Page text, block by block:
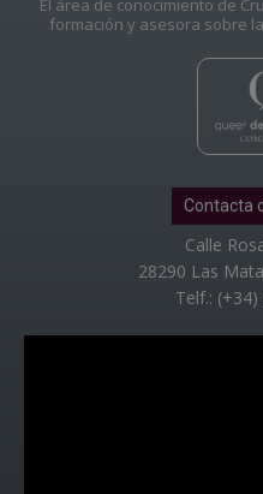
El área de conocimiento de
formación y asesora sobre
Contacta
Calle
28290 Las
Telf.: